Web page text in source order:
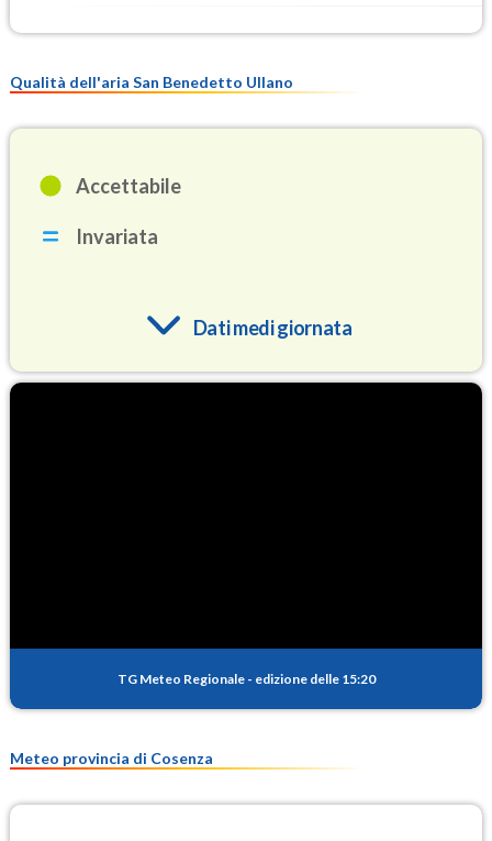
Qualità dell'aria San Benedetto Ullano
Accettabile
Invariata
Dati medi giornata
PM25
TG Meteo Regionale - edizione delle 15:20
Meteo provincia di Cosenza